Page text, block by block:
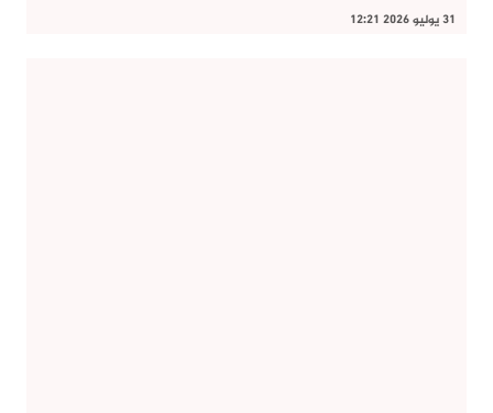
31 يوليو 2026 12:21